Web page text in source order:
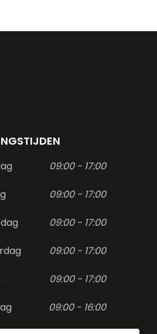
09:00 - 17:00
09:00 - 17:00
09:00 - 17:00
09:00 - 17:00
09:00 - 17:00
09:00 - 16:00